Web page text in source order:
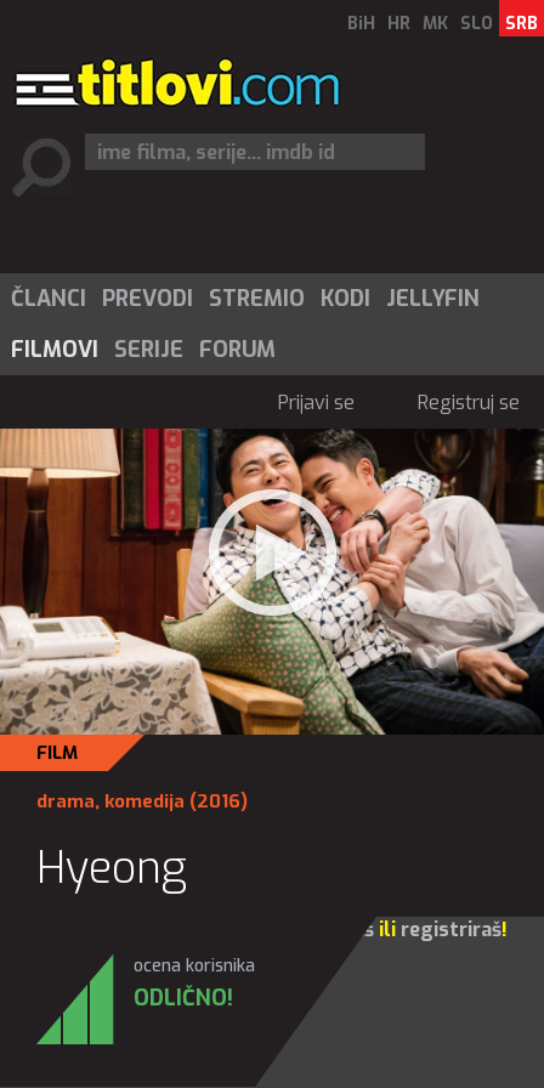
BiH HR MK SLO SRB
ČLANCI PREVODI STREMIO KODI
JELLYFIN
FILMOVI
SERIJE FORUM
Prijavi se Registruj se
FILM
drama, komedija (2016)
Hyeong
prijaviš ili registriraš!
ocena korisnika
ODLIČNO!